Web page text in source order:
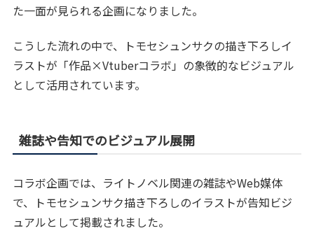
た一面が見られる企画になりました。
こうした流れの中で、トモセシュンサクの描き下ろしイ
ラストが「作品×Vtuberコラボ」の象徴的なビジュアル
として活用されています。
雑誌や告知でのビジュアル展開
コラボ企画では、ライトノベル関連の雑誌やWeb媒体
で、トモセシュンサク描き下ろしのイラストが告知ビジ
ュアルとして掲載されました。